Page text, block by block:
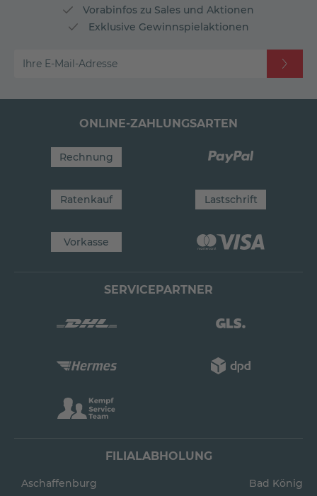
Vorabinfos zu Sales und Aktionen
Exklusive Gewinnspielaktionen
Ihre E-Mail-Adresse
ONLINE-ZAHLUNGSARTEN
Rechnung
Ratenkauf Lastschrift
Vorkasse
SERVICEPARTNER
FILIALABHOLUNG
Aschaffenburg Bad König